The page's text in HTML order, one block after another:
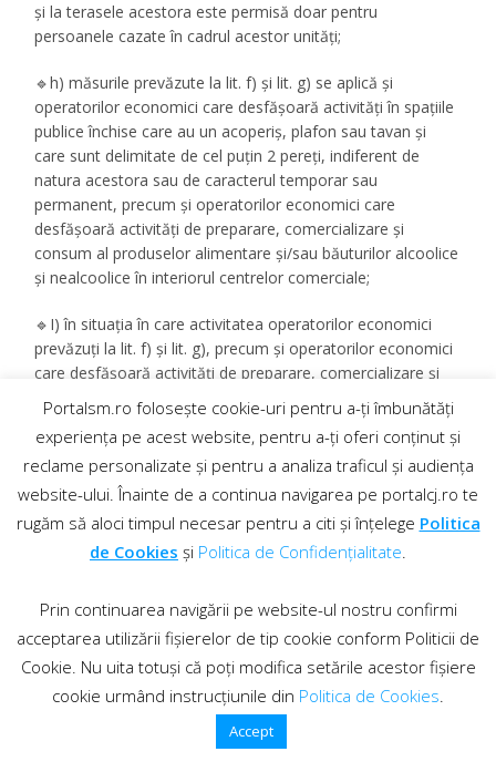
și la terasele acestora este permisă doar pentru
persoanele cazate în cadrul acestor unități;
🔹h) măsurile prevăzute la lit. f) și lit. g) se aplică și
operatorilor economici care desfășoară activități în spațiile
publice închise care au un acoperiș, plafon sau tavan și
care sunt delimitate de cel puțin 2 pereți, indiferent de
natura acestora sau de caracterul temporar sau
permanent, precum și operatorilor economici care
desfășoară activități de preparare, comercializare și
consum al produselor alimentare și/sau băuturilor alcoolice
și nealcoolice în interiorul centrelor comerciale;
🔹I) în situația în care activitatea operatorilor economici
prevăzuți la lit. f) și lit. g), precum și operatorilor economici
care desfășoară activități de preparare, comercializare și
consum al produselor alimentare și/sau băuturilor alcoolice
și nealcoolice în interiorul centrelor comerciale este
restricționată sau închisă se permit prepararea hranei și
comercializarea produselor alimentare și băuturilor
alcoolice și nealcoolice care nu se consumă în spațiile
respective;
🔹j) prepararea, comercializarea și consumul produselor
permise în spațiile special destinate dispuse în exteriorul
clădirilor, în aer liber, cu excepția celor prevăzute la lit h), cu
respectarea măsurilor de protecție sanitară stabilite prin
ordin comun al ministrului sănătății, al ministrului
economiei, antreprenoriatului și turismului și al
președintelui Autorității Naționale Sanitare Veterinare și
Portalsm.ro folosește cookie-uri pentru a-ți îmbunătăți
experiența pe acest website, pentru a-ți oferi conținut și
reclame personalizate și pentru a analiza traficul și audiența
website-ului. Înainte de a continua navigarea pe portalcj.ro te
rugăm să aloci timpul necesar pentru a citi și înțelege Politica
de Cookies și Politica de Confidențialitate.
Prin continuarea navigării pe website-ul nostru confirmi
acceptarea utilizării fișierelor de tip cookie conform Politicii de
Cookie. Nu uita totuși că poți modifica setările acestor fișiere
cookie urmând instrucțiunile din Politica de Cookies.
Accept